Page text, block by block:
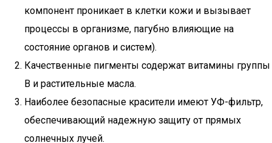
компонент проникает в клетки кожи и вызывает
процессы в организме, пагубно влияющие на
состояние органов и систем).
Качественные пигменты содержат витамины группы
В и растительные масла.
Наиболее безопасные красители имеют УФ-фильтр,
обеспечивающий надежную защиту от прямых
солнечных лучей.